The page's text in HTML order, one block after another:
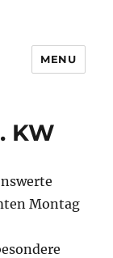
MENU
KW
Montag